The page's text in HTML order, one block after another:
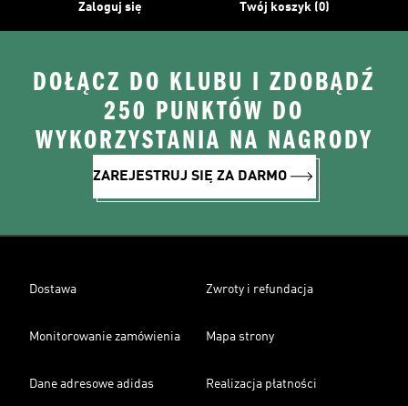
Zaloguj się Twój koszyk (0)
DOŁĄCZ DO KLUBU I ZDOBĄDŹ
250 PUNKTÓW DO
WYKORZYSTANIA NA NAGRODY
ZAREJESTRUJ SIĘ ZA DARMO
Dostawa Zwroty i refundacja
Monitorowanie zamówienia Mapa strony
Dane adresowe adidas Realizacja płatności